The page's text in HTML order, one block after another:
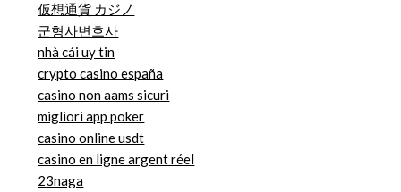
仮想通貨 カジノ
군형사변호사
nhà cái uy tin
crypto casino españa
casino non aams sicuri
migliori app poker
casino online usdt
casino en ligne argent réel
23naga